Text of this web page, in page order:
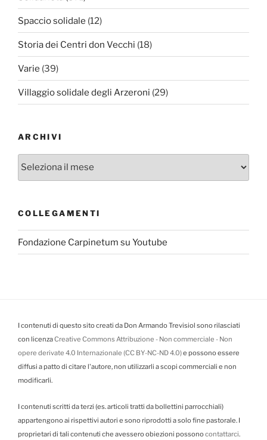
Spaccio solidale (12)
Storia dei Centri don Vecchi (18)
Varie (39)
Villaggio solidale degli Arzeroni (29)
ARCHIVI
Archivi
COLLEGAMENTI
Fondazione Carpinetum su Youtube
I contenuti di questo sito creati da Don Armando Trevisiol sono rilasciati
con licenzaCreative Commons Attribuzione - Non commerciale - Non
opere derivate 4.0 Internazionale (CC BY-NC-ND 4.0)e possono essere
diffusi a patto di citare l'autore, non utilizzarli a scopi commerciali e non
modificarli.
I contenuti scritti da terzi (es. articoli tratti da bollettini parrocchiali)
appartengono ai rispettivi autori e sono riprodotti a solo fine pastorale. I
proprietari di tali contenuti che avessero obiezioni possonocontattarci.